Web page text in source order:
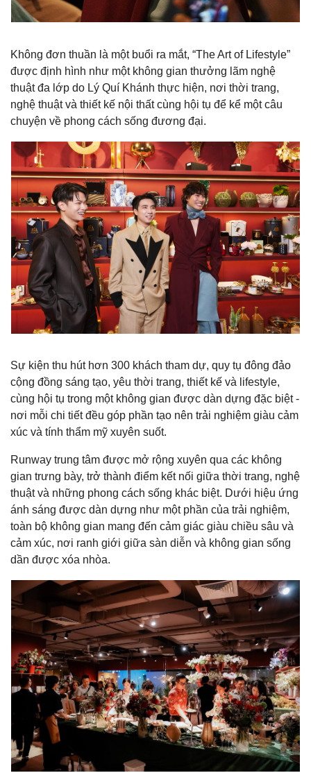
Không đơn thuần là một buổi ra mắt, “The Art of Lifestyle”
được định hình như một không gian thưởng lãm nghệ
thuật đa lớp do Lý Quí Khánh thực hiện, nơi thời trang,
nghệ thuật và thiết kế nội thất cùng hội tụ để kể một câu
chuyện về phong cách sống đương đại.
Sự kiện thu hút hơn 300 khách tham dự, quy tụ đông đảo
cộng đồng sáng tạo, yêu thời trang, thiết kế và lifestyle,
cùng hội tụ trong một không gian được dàn dựng đặc biệt -
nơi mỗi chi tiết đều góp phần tạo nên trải nghiệm giàu cảm
xúc và tính thẩm mỹ xuyên suốt.
Runway trung tâm được mở rộng xuyên qua các không
gian trưng bày, trở thành điểm kết nối giữa thời trang, nghệ
thuật và những phong cách sống khác biệt. Dưới hiệu ứng
ánh sáng được dàn dựng như một phần của trải nghiệm,
toàn bộ không gian mang đến cảm giác giàu chiều sâu và
cảm xúc, nơi ranh giới giữa sàn diễn và không gian sống
dần được xóa nhòa.